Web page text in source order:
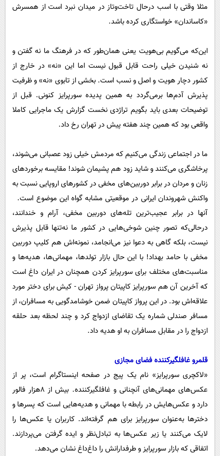
مثلا وقتی با اسب درحال تاخت‌وتاز در میدان نبرد است از همسرش
«کاساندان» خواستگاری کرده باشد.
این‌که می‌گویم بی‌هویت یعنی همان‌طور که در فرهنگ ما نه گفتن و
نه شنیدن خیلی راحت قابل قبول نیست اما این «نه» در خارج از
کشور دچار هویت و اصل و نسب است. بخشی از تابوی «نه» و ظرفیت
پذیرش آدم‌ها برمی‌گردد به همین پدیده سورپرایز کنونی. قبل از
توضیحات بعدی باید بگویم تراژدی نخست گزارش یک ماجرایی کاملا
واقعی بود که همین چند هفته پیش در تهران رخ داد.
ما در اجتماعی زندگی می‌کنیم که مردمش خیلی زود عصبانی می‌شوند،
پرخاشگری می‌کنند و شاید زود هم پشیمان شوند! مقایسه برخوردهای
زنان و مردان در برابر دوربین‌های مخفی در کشورهای اروپایی نسبت به
واکنش شهروندان ایرانی در موقعیتی مشابه گواه این موضوع است.
آنها در برابر عجیب‌ترین تله‌های دوربین مخفی، آرام و خندانند،
درحالی‌که تصور چنین شوخی‌هایی در کشور ما نه‌تنها قابل پذیرش
نیست، بلکه گاهی به دعوا نیز می‌انجامد، نمونه‌اش هم کلیپ دوربین
مخفی با حامد بهداد! با این حال بازار تولدها، مهمانی‌ها، هدیه‌ها و
مناسبت‌های مختلف برای سورپرایز کردن همچنان در ایران داغ است
که آخرین آن هم سورپرایز کاپیتان پرواز تهران - کیش برای دختر مورد
علاقه‌اش بود. در این پرواز کاپیتان ضمن خوشامدگویی به مسافران، از
مسافر صندلی شماره یک تقاضای ازدواج کرد و چند لحظه بعد حلقه
ازدواج را در مقابل مسافران به او هدیه داد.
قلمرو غافلگیرکننده فضای مجازی
«لاکچری سورپرایز» نام یک پیج در صفحه اینستاگرام است، پر از
عکس‌های مهمانی‌های آنچنانی و غافلگیرکننده. بیش از ٨هزار فالور
دارد و عکس‌هایش در رابطه با مهمانی و هدیه‌هایی است که پسرها و
دخترها به‌عنوان سورپرایز برای هم گرفته‌اند. کاربران یا عکس‌ها را
لایک می‌کنند یا زیر عکس‌ها به تبادل‌نظر و ایده گرفتن می‌پردازند.
اتفاقی که بازار سورپرایز و طرفدارانش را داغ‌داغ نشان می‌دهد.